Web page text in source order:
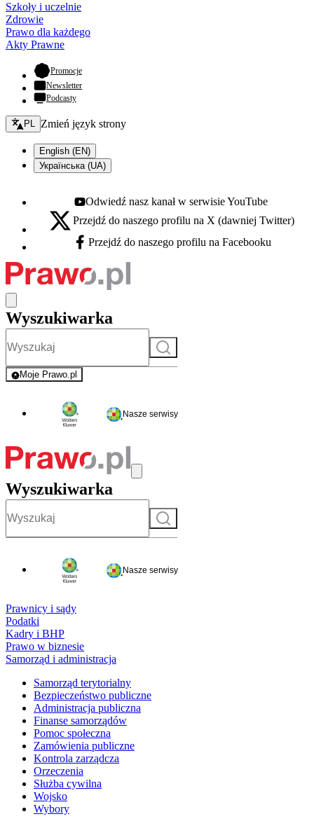
Szkoły i uczelnie
Zdrowie
Prawo dla każdego
Akty Prawne
Promocje- otwiera się w nowej karcie
Newsletter
Podcasty
Zmień język - bieżący:
PL Zmień język strony
English (EN)
Українська (UA)
Youtube - otwiera się w nowej karcie
Odwiedź nasz kanał w serwisie YouTube
X - otwiera się w nowej karcie
Przejdź do naszego profilu na X (dawniej Twitter)
Facebook - otwiera się w nowej karcie
Przejdź do naszego profilu na Facebooku
Wyszukiwarka
Szukaj
Moje Prawo.pl
- rejestracja i logowanie do serwisu
Nasze serwisy
Wyszukiwarka
Szukaj
Nasze serwisy
Prawnicy i sądy
Podatki
Kadry i BHP
Prawo w biznesie
Samorząd i administracja
Samorząd terytorialny
Bezpieczeństwo publiczne
Administracja publiczna
Finanse samorządów
Pomoc społeczna
Zamówienia publiczne
Kontrola zarządcza
Orzeczenia
Służba cywilna
Wojsko
Wybory